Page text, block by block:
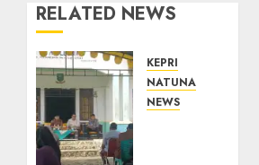
RELATED NEWS
KEPRI
NATUNA
NEWS